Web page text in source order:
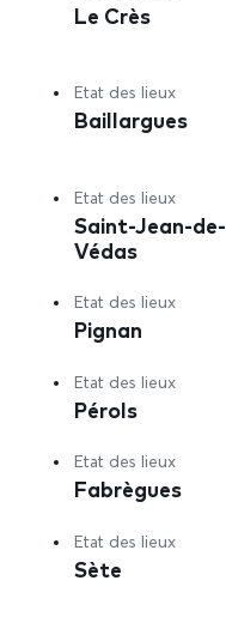
Le Crès
Etat des lieux
Baillargues
Etat des lieux
Saint-Jean-de-
Védas
Etat des lieux
Pignan
Etat des lieux
Pérols
Etat des lieux
Fabrègues
Etat des lieux
Sète